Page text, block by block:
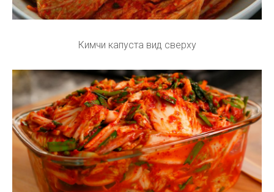
Кимчи капуста вид сверху